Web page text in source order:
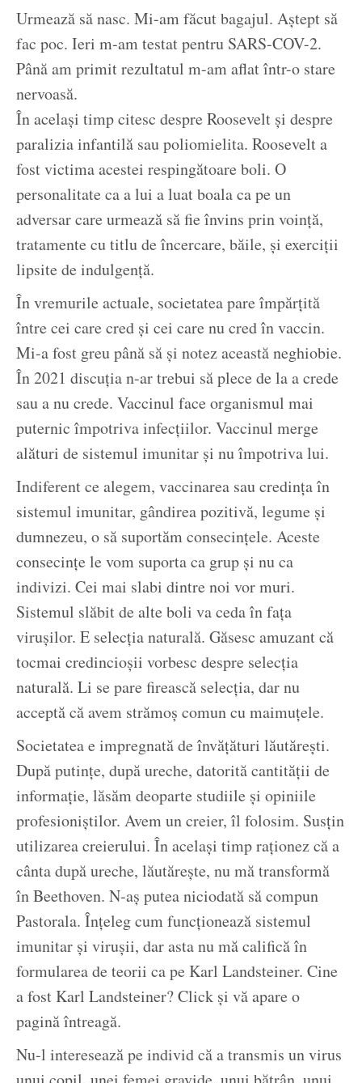
Urmează să nasc. Mi-am făcut bagajul. Aștept să
fac poc. Ieri m-am testat pentru SARS-COV-2.
Până am primit rezultatul m-am aflat într-o stare
nervoasă.
În același timp citesc despre Roosevelt și despre
paralizia infantilă sau poliomielita. Roosevelt a
fost victima acestei respingătoare boli. O
personalitate ca a lui a luat boala ca pe un
adversar care urmează să fie învins prin voință,
tratamente cu titlu de încercare, băile, și exerciții
lipsite de indulgență.
În vremurile actuale, societatea pare împărțită
între cei care cred și cei care nu cred în vaccin.
Mi-a fost greu până să și notez această neghiobie.
În 2021 discuția n-ar trebui să plece de la a crede
sau a nu crede. Vaccinul face organismul mai
puternic împotriva infecțiilor. Vaccinul merge
alături de sistemul imunitar și nu împotriva lui.
Indiferent ce alegem, vaccinarea sau credința în
sistemul imunitar, gândirea pozitivă, legume și
dumnezeu, o să suportăm consecințele. Aceste
consecințe le vom suporta ca grup și nu ca
indivizi. Cei mai slabi dintre noi vor muri.
Sistemul slăbit de alte boli va ceda în fața
virușilor. E selecția naturală. Găsesc amuzant că
tocmai credincioșii vorbesc despre selecția
naturală. Li se pare firească selecția, dar nu
acceptă că avem strămoș comun cu maimuțele.
Societatea e impregnată de învățături lăutărești.
După putințe, după ureche, datorită cantității de
informație, lăsăm deoparte studiile și opiniile
profesioniștilor. Avem un creier, îl folosim. Susțin
utilizarea creierului. În același timp raționez că a
cânta după ureche, lăutărește, nu mă transformă
în Beethoven. N-aș putea niciodată să compun
Pastorala. Înțeleg cum funcționează sistemul
imunitar și virușii, dar asta nu mă califică în
formularea de teorii ca pe Karl Landsteiner. Cine
a fost Karl Landsteiner? Click și vă apare o
pagină întreagă.
Nu-l interesează pe individ că a transmis un virus